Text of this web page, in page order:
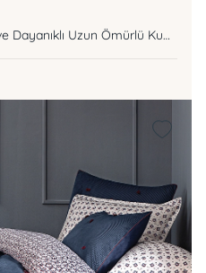
Nefes Alan Pamuk Kalitesi ve Dayanıklı Uzun Ömürlü Kumaş